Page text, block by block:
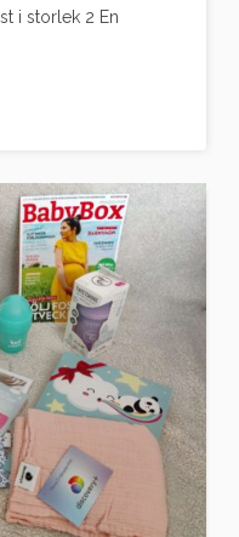
i storlek 2 En